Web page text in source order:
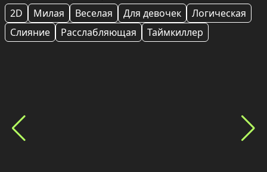
2D
Милая Веселая Для девочек
Логическая
Слияние
Расслабляющая Таймкиллер